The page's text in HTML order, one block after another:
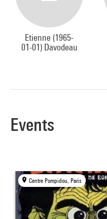
Etienne (1965-
01-01) Davodeau
Events
Centre Pompidou, Paris